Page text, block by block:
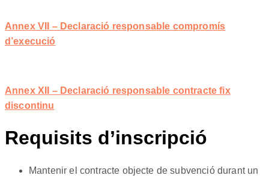
Annex VII – Declaració responsable compromís
d’execució
Annex XII – Declaració responsable contracte fix
discontinu
Requisits d’inscripció
Mantenir el contracte objecte de subvenció durant un